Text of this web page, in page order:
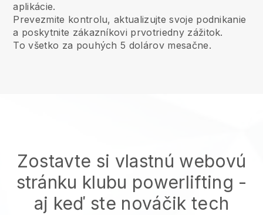
aplikácie.
Prevezmite kontrolu, aktualizujte svoje podnikanie
a poskytnite zákazníkovi prvotriedny zážitok.
To všetko za pouhých 5 dolárov mesačne.
Zostavte si vlastnú webovú
stránku klubu powerlifting -
aj keď ste nováčik tech